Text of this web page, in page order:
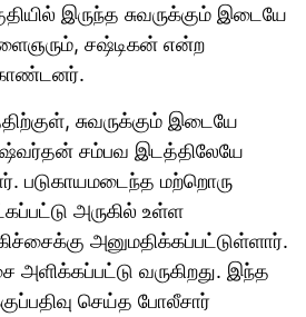
இருந்த சுவருக்கும் இடையே
சஷ்டிகன் என்ற
சுவருக்கும் இடையே
சம்பவ இடத்திலேயே
படுகாயமடைந்த மற்றொரு
அருகில் உள்ள
அனுமதிக்கப்பட்டுள்ளார்.
அளிக்கப்பட்டு வருகிறது. இந்த
செய்த போலீசார்